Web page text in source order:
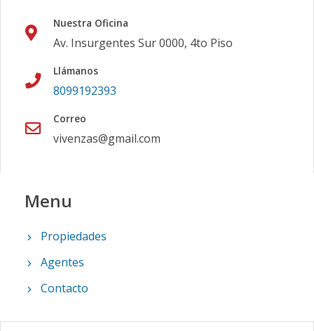
Nuestra Oficina
Av. Insurgentes Sur 0000, 4to Piso
Llámanos
8099192393
Correo
vivenzas@gmail.com
Menu
Propiedades
Agentes
Contacto